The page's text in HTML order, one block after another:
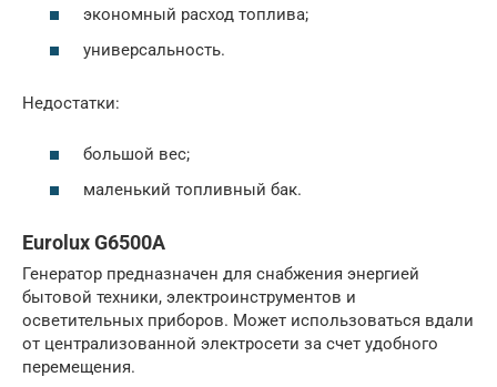
экономный расход топлива;
универсальность.
Недостатки:
большой вес;
маленький топливный бак.
Eurolux G6500A
Генератор предназначен для снабжения энергией
бытовой техники, электроинструментов и
осветительных приборов. Может использоваться вдали
от централизованной электросети за счет удобного
перемещения.